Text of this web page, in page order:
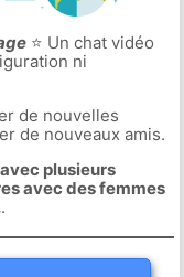
⭐ Un chat vidéo
ni
de nouvelles
de nouveaux amis.
plusieurs
avec des femmes
.